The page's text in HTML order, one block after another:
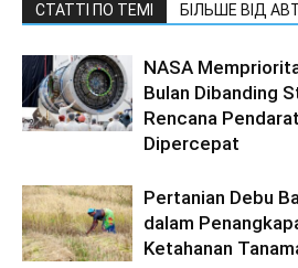
СТАТТІ ПО ТЕМІ БІЛЬШЕ ВІД
NASA
Bulan Dibanding
Rencana
Dipercepat
Pertanian Debu
dalam
Ketahanan